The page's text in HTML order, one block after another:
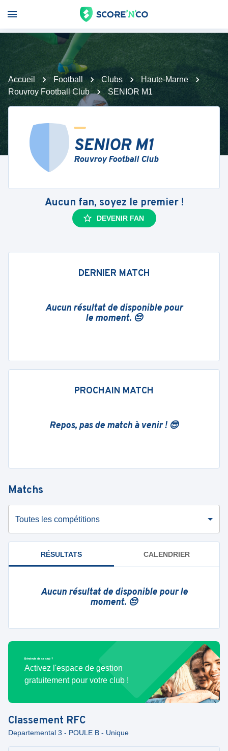
Accueil Football Clubs
Haute-Marne
Rouvroy Football Club
SENIOR M1
SENIOR M1
Rouvroy Football Club
Aucun fan, soyez le premier !
DEVENIR FAN
DERNIER MATCH
Aucun résultat de disponible pour
le moment. 😔
PROCHAIN MATCH
Repos, pas de match à venir ! 😎
Matchs
Toutes les compétitions
RÉSULTATS CALENDRIER
Aucun résultat de disponible pour le
moment. 😔
Bénévole de ce club ?
Activez l'espace de gestion
gratuitement pour votre club !
Classement RFC
Departemental 3 - POULE B - Unique